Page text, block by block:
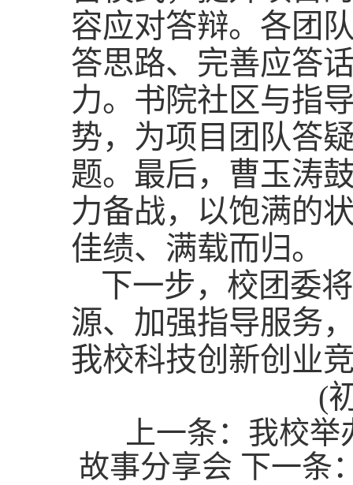
容应对答辩。各团
答思路、完善应答
力。书院社区与指
势，为项目团队答
题。最后，曹玉涛
力备战，以饱满的
佳绩、满载而归。
下一步，校团委
源、加强指导服务
我校科技创新创业
(
上一条： 我校举
故事分享会 下一条